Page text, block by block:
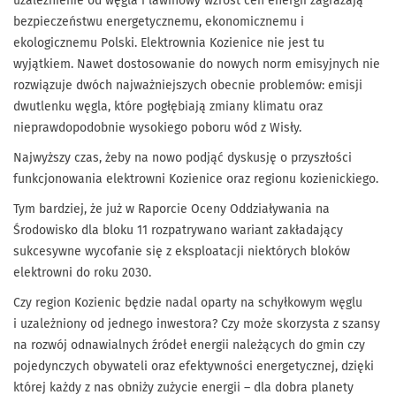
bezpieczeństwu energetycznemu, ekonomicznemu i
ekologicznemu Polski. Elektrownia Kozienice nie jest tu
wyjątkiem. Nawet dostosowanie do nowych norm emisyjnych nie
rozwiązuje dwóch najważniejszych obecnie problemów: emisji
dwutlenku węgla, które pogłębiają zmiany klimatu oraz
nieprawdopodobnie wysokiego poboru wód z Wisły.
Najwyższy czas, żeby na nowo podjąć dyskusję o przyszłości
funkcjonowania elektrowni Kozienice oraz regionu kozienickiego.
Tym bardziej, że już w Raporcie Oceny Oddziaływania na
Środowisko dla bloku 11 rozpatrywano wariant zakładający
sukcesywne wycofanie się z eksploatacji niektórych bloków
elektrowni do roku 2030.
Czy region Kozienic będzie nadal oparty na schyłkowym węglu
i uzależniony od jednego inwestora? Czy może skorzysta z szansy
na rozwój odnawialnych źródeł energii należących do gmin czy
pojedynczych obywateli oraz efektywności energetycznej, dzięki
której każdy z nas obniży zużycie energii – dla dobra planety